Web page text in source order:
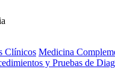
Clínicos Medicina
y Pruebas de